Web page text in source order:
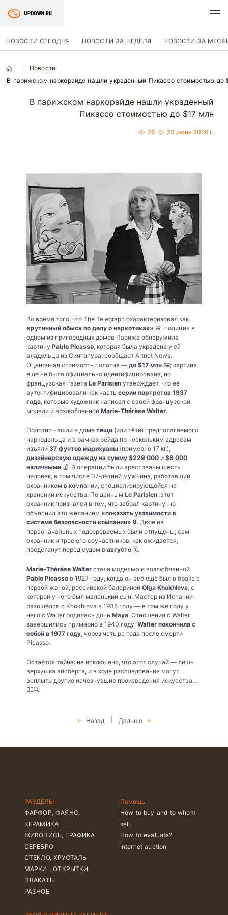
НОВОСТИ СЕГОДНЯ НОВОСТИ ЗА НЕДЕЛЯ НОВОСТИ ЗА
Новости
В парижском наркорайде нашли украденный Пикассо стоимостью до
В парижском наркорайде нашли украденный
Пикассо стоимостью до $17 млн
76 23 июня 2026 г.
Во время того, что The Telegraph охарактеризовал как
«рутинный обыск по делу о наркотиках» 🚨, полиция в
одном из пригородных домов Парижа обнаружила
картину Pablo Picasso, которая была украдена у её
владельца из Сингапура, сообщает Artnet News.
Оценочная стоимость полотна — до $17 млн 🖼️; картина
ещё не была официально идентифицирована, но
французская газета Le Parisien утверждает, что её
аутентифицировали как часть серии портретов 1937
года, которые художник написал с своей французской
модели и возлюбленной Marie-Thérèse Walter.
Полотно нашли в доме тёщи (или тёти) предполагаемого
наркодельца и в рамках рейда по нескольким адресам
изъяли 37 фунтов марихуаны (примерно 17 кг),
дизайнерскую одежду на сумму $229 000 и $8 000
наличными 💰. В операции были арестованы шесть
человек, в том числе 37‑летний мужчина, работавший
охранником в компании, специализирующейся на
хранении искусства. По данным Le Parisien, этот
охранник признался в том, что забрал картину, но
объяснил это желанием «показать уязвимости в
системе безопасности компании» 🔒. Двое из
первоначальных подозреваемых были отпущены; сам
охранник и трое его соучастников, как ожидается,
предстанут перед судом в августе 🗓️.
Marie-Thérèse Walter стала моделью и возлюбленной
Pablo Picasso в 1927 году, когда он всё ещё был в браке с
первой женой, российской балериной Olga Khokhlova, с
которой у него был маленький сын. Мастер из Испании
разошёлся с Khokhlova в 1935 году — в том же году у
него с Walter родилась дочь Maya. Отношения с Walter
завершились примерно в 1940 году; Walter покончила с
собой в 1977 году, через четыре года после смерти
Picasso.
Остаётся тайна: не исключено, что этот случай — лишь
верхушка айсберга, и в ходе расследования могут
всплыть другие исчезнувшие произведения искусства…
🕵️‍♀️🔍
Назад Дальше
РАЗДЕЛЫ
ФАРФОР, ФАЯНС,
КЕРАМИКА
ЖИВОПИСЬ, ГРАФИКА
СЕРЕБРО
СТЕКЛО, ХРУСТАЛЬ
МАРКИ , ОТКРЫТКИ
ПЛАКАТЫ
РАЗНОЕ
Помощь
How to buy and to whom
sell.
How to evaluate?
Internet auction